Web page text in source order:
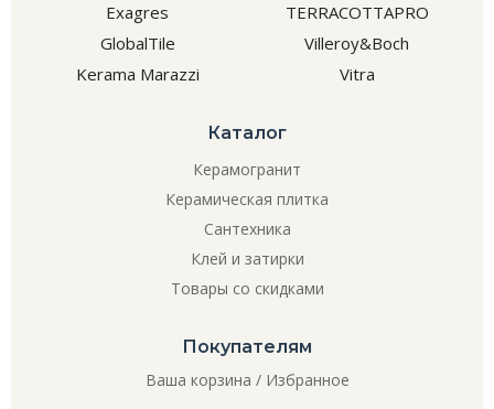
Exagres
GlobalTile
Kerama Marazzi
TERRACOTTAPRO
Villeroy&Boch
Vitra
Каталог
Керамогранит
Керамическая плитка
Сантехника
Клей и затирки
Товары со скидками
Покупателям
Ваша корзина / Избранное